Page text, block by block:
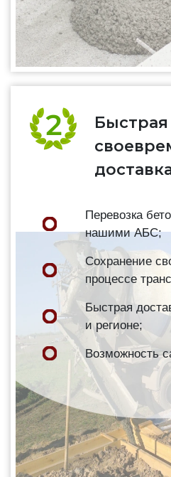
Быстрая
Перевозка
нашими АБС;
Сохранение
процессе
Быстрая
и регионе;
Возможность